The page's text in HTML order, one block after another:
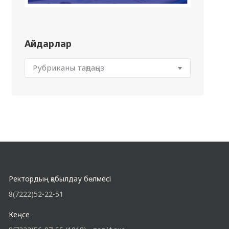
Айдарлар
Ректордың қабылдау бөлмесі
8(7222)52-22-51
Кеңсе